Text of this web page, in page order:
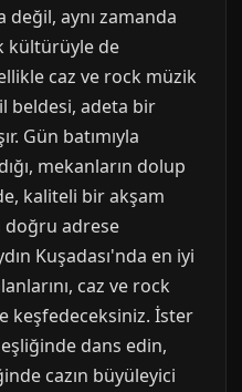
değil, aynı zamanda
kültürüyle de
caz ve rock müzik
beldesi, adeta bir
Gün batımıyla
mekanların dolup
kaliteli bir akşam
doğru adrese
Kuşadası'nda en iyi
caz ve rock
keşfedeceksiniz. İster
dans edin,
cazın büyüleyici